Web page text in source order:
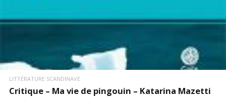
LITTÉRATURE SCANDINAVE
Critique – Ma vie de pingouin – Katarina Mazetti